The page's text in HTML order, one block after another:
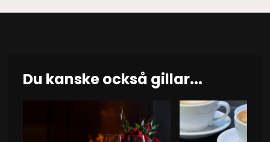
Du kanske också gillar...